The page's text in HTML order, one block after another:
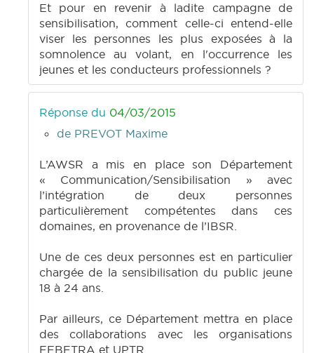
Et pour en revenir à ladite campagne de
sensibilisation, comment celle-ci entend-elle
viser les personnes les plus exposées à la
somnolence au volant, en l'occurrence les
jeunes et les conducteurs professionnels ?
Réponse du 04/03/2015
de PREVOT Maxime
L’AWSR a mis en place son Département
« Communication/Sensibilisation » avec
l’intégration de deux personnes
particulièrement compétentes dans ces
domaines, en provenance de l’IBSR.
Une de ces deux personnes est en particulier
chargée de la sensibilisation du public jeune
18 à 24 ans.
Par ailleurs, ce Département mettra en place
des collaborations avec les organisations
FEBETRA et UPTR.